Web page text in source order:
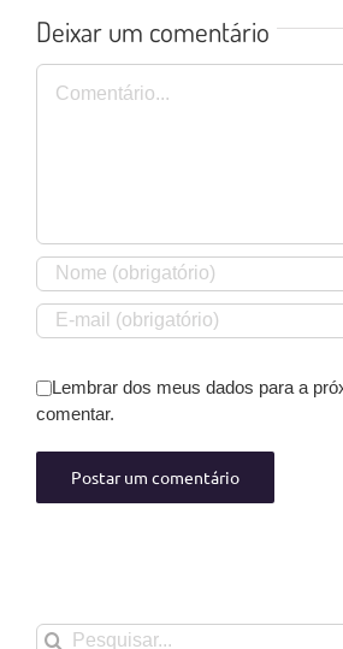
Deixar um comentário
Comentário
Lembrar dos meus dados para a
comentar.
Buscar